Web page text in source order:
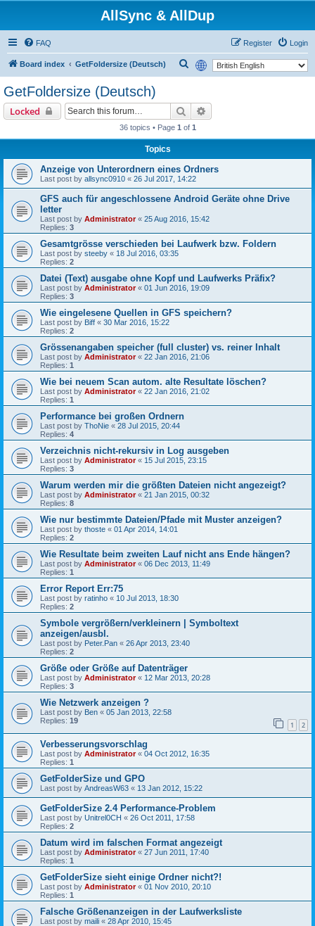
AllSync & AllDup
FAQ Login
Register
Board index GetFoldersize (Deutsch)
c
GetFoldersize (Deutsch)
Locked Search
36 topics • Page 1 of 1
Topics
Anzeige von Unterordnern eines Ordners
Last post by allsync0910 « 26 Jul 2017, 14:22
GFS auch für angeschlossene Android Geräte ohne Drive
letter
Last post by Administrator« 25 Aug 2016, 15:42
Replies: 3
Gesamtgrösse verschieden bei Laufwerk bzw. Foldern
Last post by steeby « 18 Jul 2016, 03:35
Replies: 2
Datei (Text) ausgabe ohne Kopf und Laufwerks Präfix?
Last post by Administrator« 01 Jun 2016, 19:09
Replies: 3
Wie eingelesene Quellen in GFS speichern?
Last post by Biff « 30 Mar 2016, 15:22
Replies: 2
Grössenangaben speicher (full cluster) vs. reiner Inhalt
Last post by Administrator« 22 Jan 2016, 21:06
Replies: 1
Wie bei neuem Scan autom. alte Resultate löschen?
Last post by Administrator« 22 Jan 2016, 21:02
Replies: 1
Performance bei großen Ordnern
Last post by ThoNie « 28 Jul 2015, 20:44
Replies: 4
Verzeichnis nicht-rekursiv in Log ausgeben
Last post by Administrator« 15 Jul 2015, 23:15
Replies: 3
Warum werden mir die größten Dateien nicht angezeigt?
Last post by Administrator« 21 Jan 2015, 00:32
Replies: 8
Wie nur bestimmte Dateien/Pfade mit Muster anzeigen?
Last post by thoste « 01 Apr 2014, 14:01
Replies: 2
Wie Resultate beim zweiten Lauf nicht ans Ende hängen?
Last post by Administrator« 06 Dec 2013, 11:49
Replies: 1
Error Report Err:75
Last post by ratinho « 10 Jul 2013, 18:30
Replies: 2
Symbole vergrößern/verkleinern | Symboltext
anzeigen/ausbl.
Last post by Peter.Pan « 26 Apr 2013, 23:40
Replies: 2
Größe oder Größe auf Datenträger
Last post by Administrator« 12 Mar 2013, 20:28
Replies: 3
Wie Netzwerk anzeigen ?
Last post by Ben « 05 Jan 2013, 22:58
Replies: 19 1 2
Verbesserungsvorschlag
Last post by Administrator« 04 Oct 2012, 16:35
Replies: 1
GetFolderSize und GPO
Last post by AndreasW63 « 13 Jan 2012, 15:22
GetFolderSize 2.4 Performance-Problem
Last post by Unitrel0CH « 26 Oct 2011, 17:58
Replies: 2
Datum wird im falschen Format angezeigt
Last post by Administrator« 27 Jun 2011, 17:40
Replies: 1
GetFolderSize sieht einige Ordner nicht?!
Last post by Administrator« 01 Nov 2010, 20:10
Replies: 1
Falsche Größenanzeigen in der Laufwerksliste
Last post by maili « 28 Apr 2010, 15:45